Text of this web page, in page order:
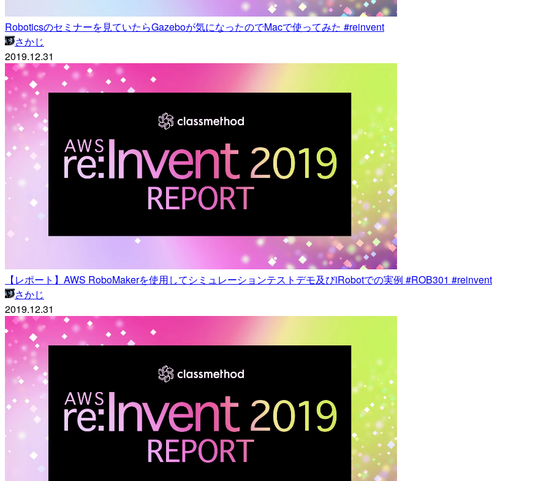
Roboticsのセミナーを見ていたらGazeboが気になったのでMacで使ってみた #reinvent
さかじ
2019.12.31
【レポート】AWS RoboMakerを使用してシミュレーションテストデモ及びiRobotでの実例 #ROB301 #reinvent
さかじ
2019.12.31